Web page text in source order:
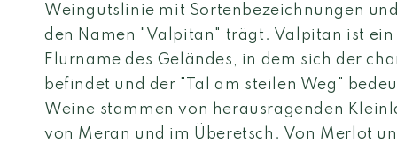
Weingutslinie mit Sortenbezeichnungen
den Namen "Valpitan" trägt. Valpitan ist ein
Flurname des Geländes, in dem sich der
befindet und der "Tal am steilen Weg"
Weine stammen von herausragenden
von Meran und im Überetsch. Von Merlot